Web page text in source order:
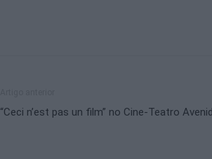
“Ceci n’est pas un film” no Cine-Teatro